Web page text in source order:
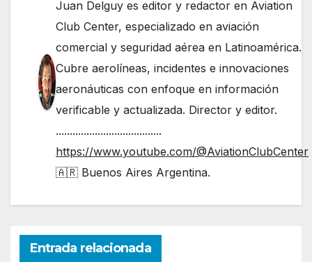
Juan Delguy es editor y redactor en Aviation
Club Center, especializado en aviación
comercial y seguridad aérea en Latinoamérica.
Cubre aerolíneas, incidentes e innovaciones
aeronáuticas con enfoque en información
verificable y actualizada. Director y editor.
......................................
https://www.youtube.com/@AviationClubCenter
🇦🇷 Buenos Aires Argentina.
Entrada relacionada